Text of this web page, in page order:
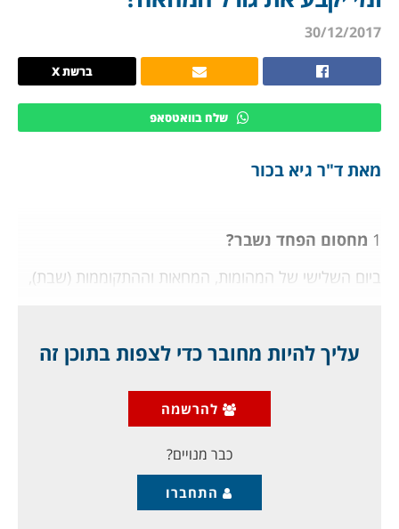
30/12/2017
ברשת X
שלח בוואטסאפ
מאת ד"ר גיא בכור
1 מחסום הפחד נשבר?
ביום השלישי של המהומות, המחאות וההתקוממות (שבת),
וכך זה קרה במצרים, בסוריה ובמדינות מזרח תיכוניות
נוספות. בגדול, ההפגנות נערכות בכל רחבי איראן, בלפחות
עשרות אלפים, עדיין לא מאות אלפים. המשטר מקווה
שהמהומה תגווע לבד, והוא מנסה למזער מעוצמת המחאה,
במכוון. הימים הקרובים יקבעו לאן הסופה החדשה
עליך להיות מחובר כדי לצפות בתוכן זה
להרשמה
כבר מנויים?
התחברו